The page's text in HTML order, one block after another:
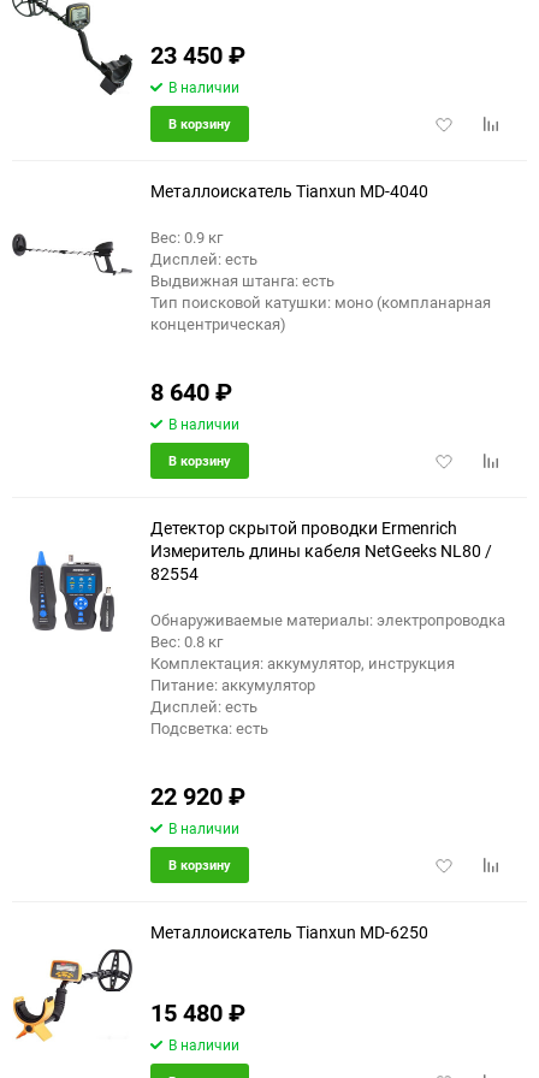
23 450₽
В наличии
Добавить
В корзину
еще 4 фото
Металлоискатель Tianxun MD-4040
Вес: 0.9 кг
Дисплей: есть
Выдвижная штанга: есть
Тип поисковой катушки: моно (компланарная
концентрическая)
8 640₽
В наличии
Добавить
В корзину
Детектор скрытой проводки Ermenrich
Измеритель длины кабеля NetGeeks NL80 /
82554
Обнаруживаемые материалы: электропроводка
Вес: 0.8 кг
Комплектация: аккумулятор, инструкция
Питание: аккумулятор
Дисплей: есть
Подсветка: есть
22 920₽
В наличии
Добавить
В корзину
еще 4 фото
Металлоискатель Tianxun MD-6250
15 480₽
В наличии